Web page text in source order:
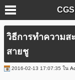
วิธีการทำความส
สายชู
2016-02-13 17:07:35 ใน